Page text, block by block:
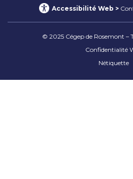
© 2025 Cégep de Rosemont –
Confidentialité
Nétiquette
Accessibilité Web